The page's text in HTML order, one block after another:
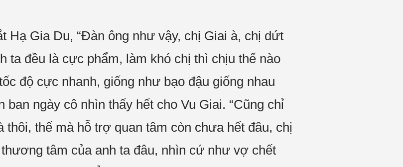
Hạ Gia Du, “Đàn ông như vậy, chị Giai à, chị dứt
ta đều là cực phẩm, làm khó chị thì chịu thế nào
độ cực nhanh, giống như bạo đậu giống nhau
ban ngày cô nhìn thấy hết cho Vu Giai. “Cũng chỉ
thôi, thế mà hỗ trợ quan tâm còn chưa hết đâu, chị
tâm của anh ta đâu, nhìn cứ như vợ chết